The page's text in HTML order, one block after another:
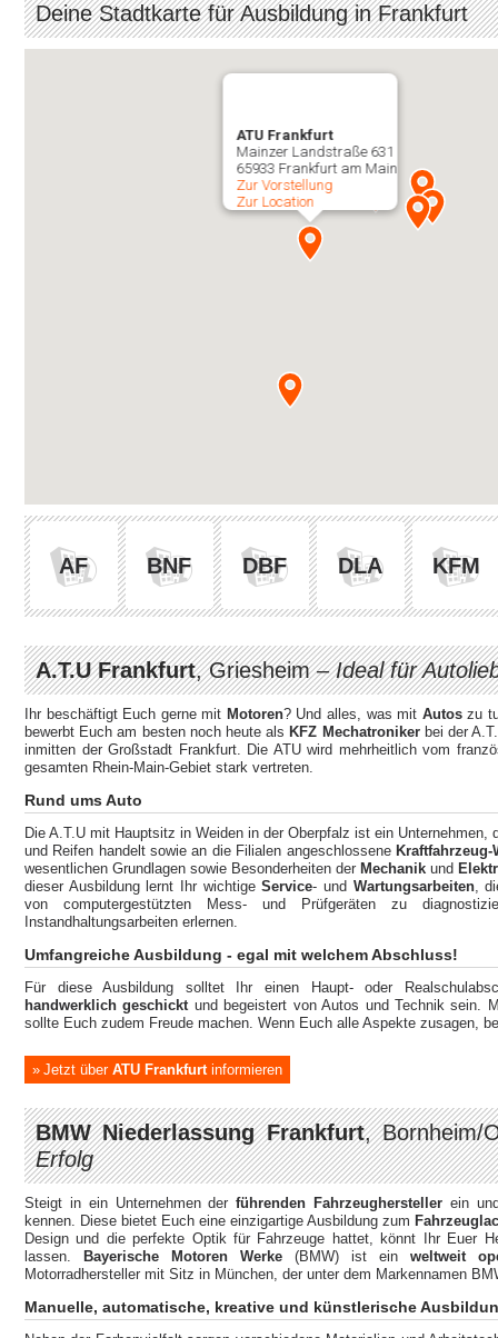
Deine Stadtkarte für Ausbildung in Frankfurt
ATU Frankfurt
Mainzer Landstraße 631
65933 Frankfurt am Main
Zur Vorstellung
Zur Location
AF BNF DBF DLA KFM
A.T.U Frankfurt, Griesheim –Ideal für
Ihr beschäftigt Euch gerne mit Motoren? Und alles, was mit Autoszu
bewerbt Euch am besten noch heute als KFZ Mechatroniker bei der
inmitten der Großstadt Frankfurt. Die ATU wird mehrheitlich vom
gesamten Rhein-Main-Gebiet stark vertreten.
Rund ums Auto
Die A.T.U mit Hauptsitz in Weiden in der Oberpfalz ist ein
und Reifen handelt sowie an die Filialen angeschlossene
wesentlichen Grundlagen sowie Besonderheiten der Mechanik und
dieser Ausbildung lernt Ihr wichtigeService- und Wartungsarbeiten,
von computergestützten Mess- und Prüfgeräten zu
Instandhaltungsarbeiten erlernen.
Umfangreiche Ausbildung - egal mit welchem Abschluss!
Für diese Ausbildung solltet Ihr einen Haupt- oder
handwerklich geschickt und begeistert von Autos und Technik sein.
sollte Euch zudem Freude machen. Wenn Euch alle Aspekte zusagen,
Jetzt über ATU Frankfurtinformieren
BMW Niederlassung Frankfurt, Bornheim/
Erfolg
Steigt in ein Unternehmen der führenden Fahrzeughersteller ein
kennen. Diese bietet Euch eine einzigartige Ausbildung zum
Design und die perfekte Optik für Fahrzeuge hattet, könnt Ihr Euer
lassen.
Bayerische Motoren Werke (BMW) ist ein weltweit
Motorradhersteller mit Sitz in München, der unter dem Markennamen
Manuelle, automatische, kreative und künstlerische